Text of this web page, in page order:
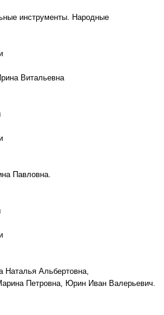
инструменты. Народные
Витальевна
Павловна.
Наталья Альбертовна,
Петровна, Юрин Иван Валерьевич.